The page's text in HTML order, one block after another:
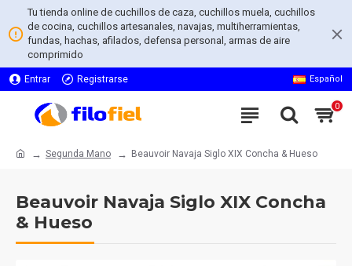
Tu tienda online de cuchillos de caza, cuchillos muela, cuchillos
de cocina, cuchillos artesanales, navajas, multiherramientas,
fundas, hachas, afilados, defensa personal, armas de aire
comprimido
Entrar Registrarse Español
0
Segunda Mano Beauvoir Navaja Siglo XIX Concha & Hueso
Beauvoir Navaja Siglo XIX Concha
& Hueso